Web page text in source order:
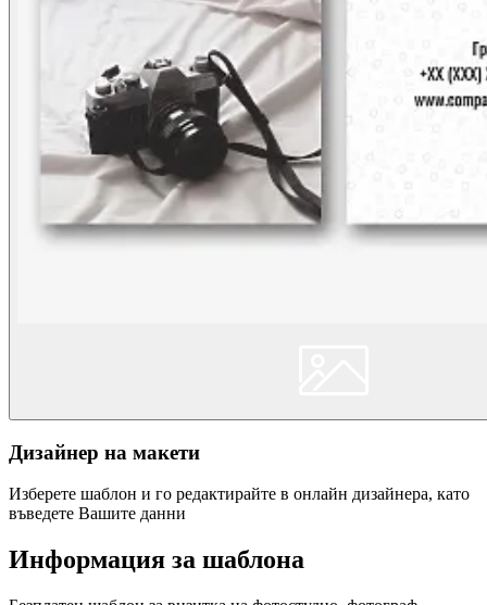
Дизайнер на макети
Изберете шаблон и го редактирайте в онлайн дизайнера, като
въведете Вашите данни
Информация за шаблона